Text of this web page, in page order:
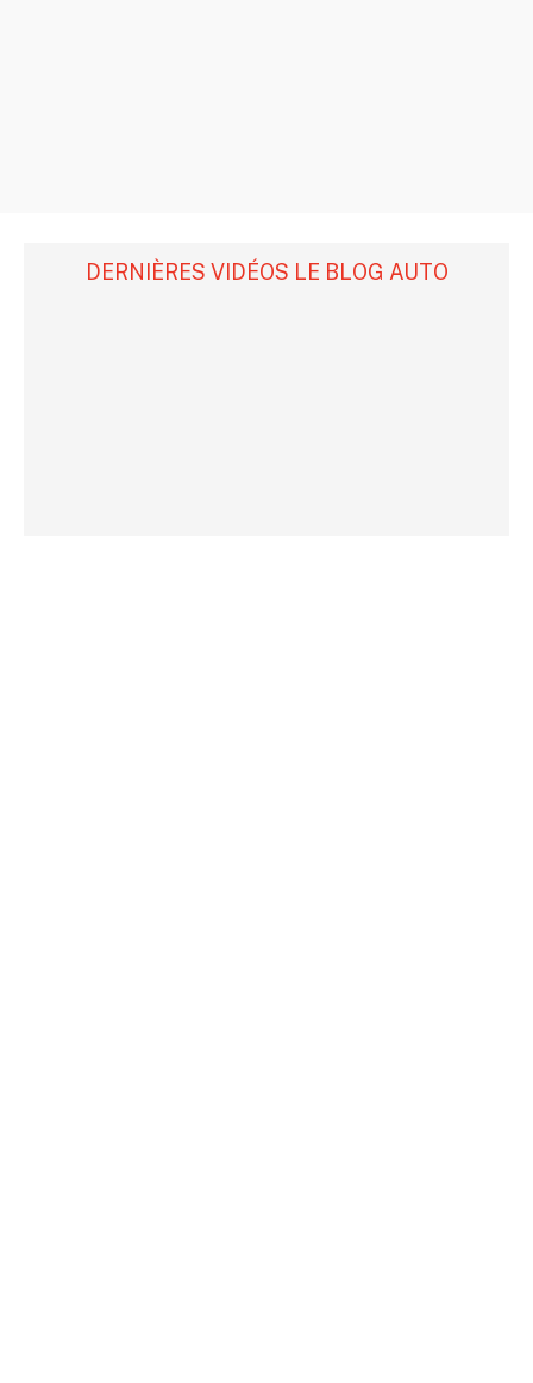
DERNIÈRES VIDÉOS LE BLOG AUTO